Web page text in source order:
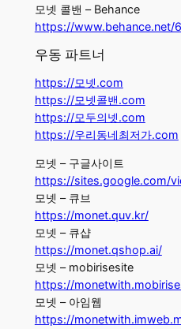
모넷 콜밴 – Behance
https://www.behance.net/
우동 파트너
https://모넷.com
https://모넷콜밴.com
https://모두의넷.com
https://우리동네최저가.com
모넷 – 구글사이트
https://sites.google.com/
모넷 – 큐브
https://monet.quv.kr/
모넷 – 큐샵
https://monet.qshop.ai/
모넷 – mobirisesite
https://
모넷 – 아임웹
https://